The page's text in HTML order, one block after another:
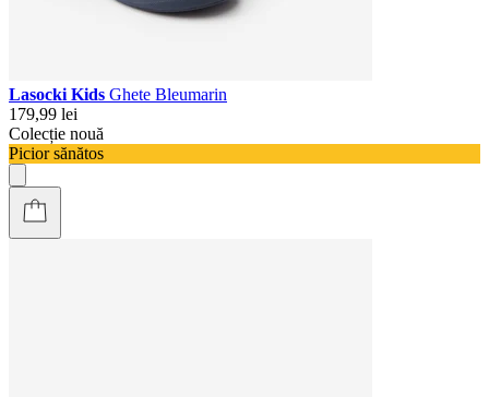
Lasocki Kids Ghete Bleumarin
179,99 lei
Colecție nouă
Picior sănătos